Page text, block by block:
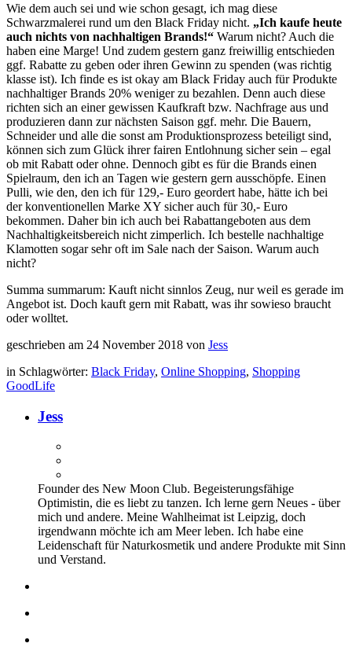
Wie dem auch sei und wie schon gesagt, ich mag diese
Schwarzmalerei rund um den Black Friday nicht. „Ich kaufe heute
auch nichts von nachhaltigen Brands!“ Warum nicht? Auch die
haben eine Marge! Und zudem gestern ganz freiwillig entschieden
ggf. Rabatte zu geben oder ihren Gewinn zu spenden (was richtig
klasse ist). Ich finde es ist okay am Black Friday auch für Produkte
nachhaltiger Brands 20% weniger zu bezahlen. Denn auch diese
richten sich an einer gewissen Kaufkraft bzw. Nachfrage aus und
produzieren dann zur nächsten Saison ggf. mehr. Die Bauern,
Schneider und alle die sonst am Produktionsprozess beteiligt sind,
können sich zum Glück ihrer fairen Entlohnung sicher sein – egal
ob mit Rabatt oder ohne. Dennoch gibt es für die Brands einen
Spielraum, den ich an Tagen wie gestern gern ausschöpfe. Einen
Pulli, wie den, den ich für 129,- Euro geordert habe, hätte ich bei
der konventionellen Marke XY sicher auch für 30,- Euro
bekommen. Daher bin ich auch bei Rabattangeboten aus dem
Nachhaltigkeitsbereich nicht zimperlich. Ich bestelle nachhaltige
Klamotten sogar sehr oft im Sale nach der Saison. Warum auch
nicht?
Summa summarum: Kauft nicht sinnlos Zeug, nur weil es gerade im
Angebot ist. Doch kauft gern mit Rabatt, was ihr sowieso braucht
oder wolltet.
geschrieben am 24 November 2018 von Jess
in Schlagwörter: Black Friday, Online Shopping, Shopping
GoodLife
Jess
Founder des New Moon Club. Begeisterungsfähige
Optimistin, die es liebt zu tanzen. Ich lerne gern Neues - über
mich und andere. Meine Wahlheimat ist Leipzig, doch
irgendwann möchte ich am Meer leben. Ich habe eine
Leidenschaft für Naturkosmetik und andere Produkte mit Sinn
und Verstand.